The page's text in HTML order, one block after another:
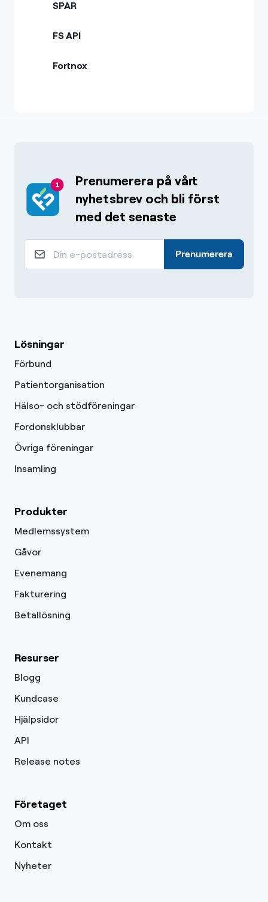
SPAR
FS API
Fortnox
Prenumerera på vårt
nyhetsbrev och bli först
med det senaste
Prenumerera
Lösningar
Förbund
Patientorganisation
Hälso- och stödföreningar
Fordonsklubbar
Övriga föreningar
Insamling
Produkter
Medlemssystem
Gåvor
Evenemang
Fakturering
Betallösning
Resurser
Blogg
Kundcase
Hjälpsidor
API
Release notes
Företaget
Om oss
Kontakt
Nyheter